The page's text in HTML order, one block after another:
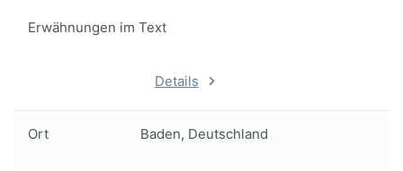
Erwähnungen im Text
Details
Ort Baden, Deutschland